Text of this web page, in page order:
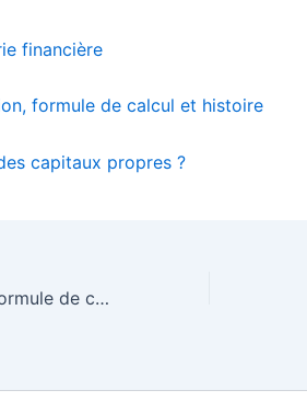
financière
formule de calcul et histoire
capitaux propres ?
EBITDA : Définition, formule de calcul et histoire